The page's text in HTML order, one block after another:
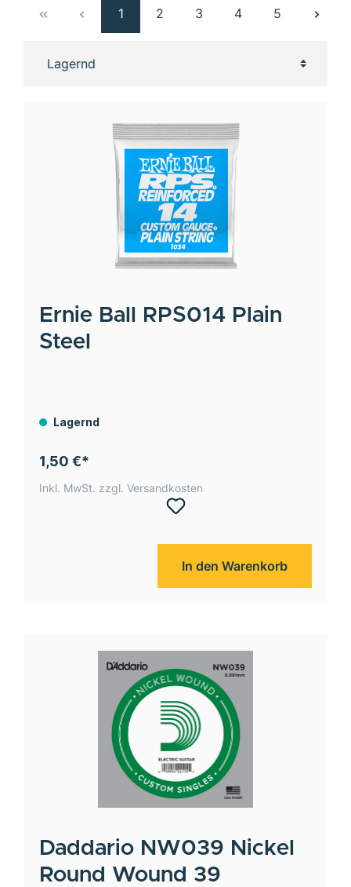
1 2 3 4 5
Ernie Ball
RPS014 Plain
Steel
Lagernd
1,50 €*
Inkl. MwSt. zzgl. Versandkosten
In den Warenkorb
Daddario NW039 Nickel
Round Wound 39